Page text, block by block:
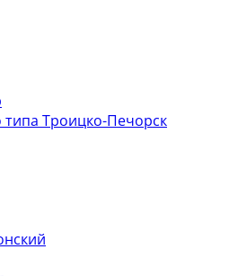
типа Троицко-Печорск